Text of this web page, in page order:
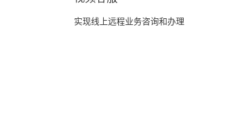
实现线上远程业务咨询和办理